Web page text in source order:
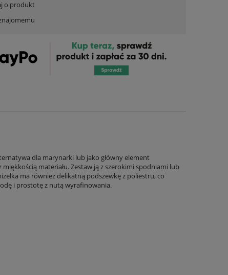
o produkt
dla marynarki lub jako główny element
materiału. Zestaw ją z szerokimi spodniami lub
ma również delikatną podszewkę z poliestru, co
i prostotę z nutą wyrafinowania.